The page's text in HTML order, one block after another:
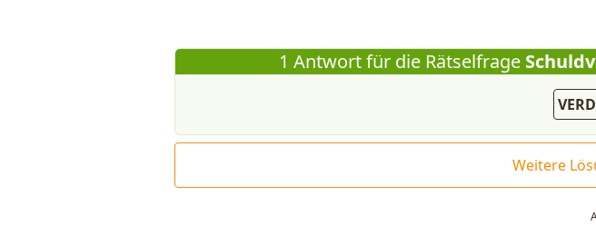
1 Antwort für die Rätselfrage
Weitere